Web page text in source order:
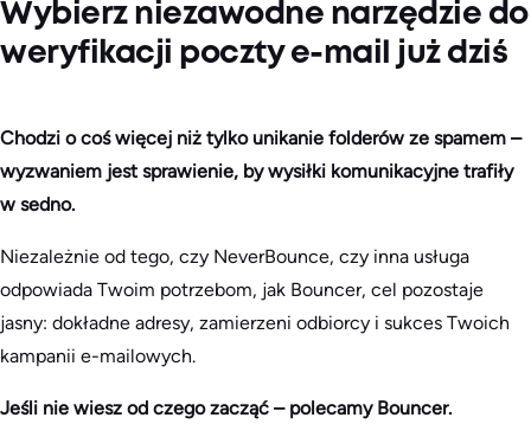
Wybierz niezawodne narzędzie do
weryfikacji poczty e-mail już dziś
Chodzi o coś więcej niż tylko unikanie folderów ze spamem –
wyzwaniem jest sprawienie, by wysiłki komunikacyjne trafiły
w sedno.
Niezależnie od tego, czy NeverBounce, czy inna usługa
odpowiada Twoim potrzebom, jak Bouncer, cel pozostaje
jasny: dokładne adresy, zamierzeni odbiorcy i sukces Twoich
kampanii e-mailowych.
Jeśli nie wiesz od czego zacząć – polecamy Bouncer.